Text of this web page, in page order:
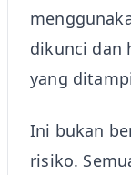
dikunci dan
yang
Ini bukan
risiko.